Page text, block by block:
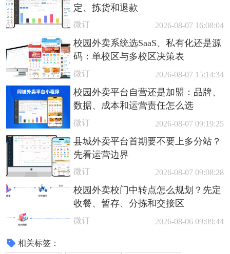
定、拣货和退款
微订 2026-08-07 16:08:04
校园外卖系统选SaaS、私有化还是源
码：单校区与多校区决策表
微订 2026-08-07 15:14:34
校园外卖平台自营还是加盟：品牌、
数据、成本和运营责任怎么选
微订 2026-08-07 09:19:25
县城外卖平台首期要不要上多分站？
先看运营边界
微订 2026-08-07 09:08:28
校园外卖校门中转点怎么规划？先定
收餐、暂存、分拣和交接区
微订 2026-08-06 09:09:44
相关标签：